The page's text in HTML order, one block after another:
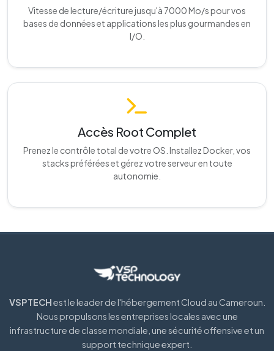
Vitesse de lecture/écriture jusqu'à 7000 Mo/s pour vos
bases de données et applications les plus gourmandes en
I/O.
Accès Root Complet
Prenez le contrôle total de votre OS. Installez Docker, vos
stacks préférées et gérez votre serveur en toute
autonomie.
VSPTECHest le leader de l'hébergement Cloud au Cameroun.
Nous propulsons les entreprises locales avec une
infrastructure de classe mondiale, une sécurité offensive et un
support technique expert.